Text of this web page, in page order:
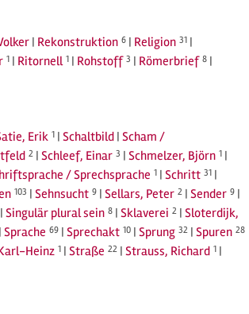
| Rekonstruktion 6 | Religion 31 |
1 | Ritornell 1 | Rohstoff 3 | Römerbrief 8 |
Erik 1 | Schaltbild | Scham /
2 | Schleef, Einar 3 | Schmelzer, Björn 1 |
/ Sprechsprache 1 | Schritt 31 |
103 | Sehnsucht 9 | Sellars, Peter 2 | Sender 9 |
| Singulär plural sein 8 | Sklaverei 2 | Sloterdijk,
| Sprache 69 | Sprechakt 10 | Sprung 32 | Spuren 28
Heinz 1 | Straße 22 | Strauss, Richard 1 |